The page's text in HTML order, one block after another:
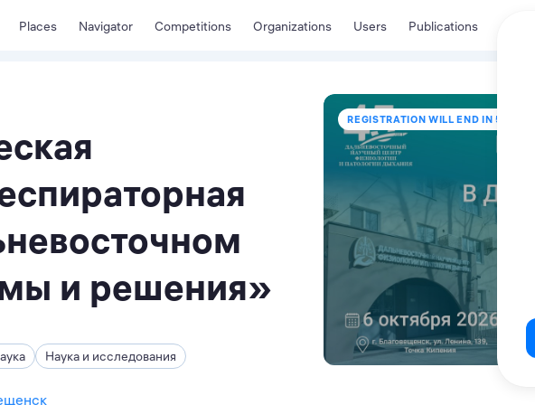
Places Navigator Competitions Organizations Users Publications
и решения»
Наука и исследования
REGISTRATION WILL END IN 59 DAYS